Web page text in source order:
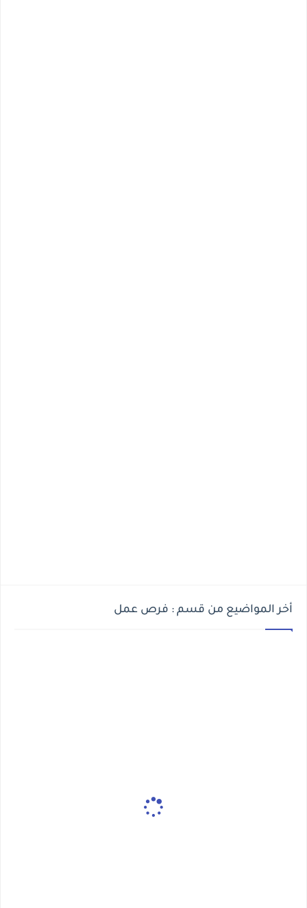
أخر المواضيع من قسم : فرص عمل